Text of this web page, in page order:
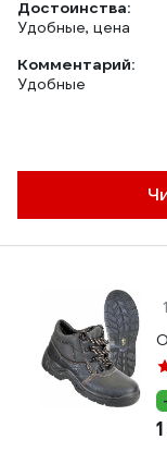
Достоинства:
Удобные, цена
Комментарий:
Удобные